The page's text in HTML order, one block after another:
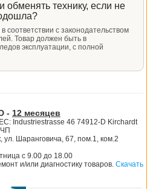
обменять технику, если не
соответствии с законодательством
Товар должен быть в
эксплуатации, с полной
- 12 месяцев
Industriestrasse 46 74912-D Kirchardt
ул. Шаранговича, 67, пом.1, ком.2
с 9.00 до 18.00
и/или диагностику товаров. Скачать